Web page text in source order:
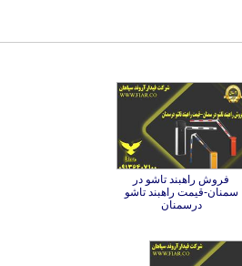
فروش راهبند تاشو در
سمنان-قیمت راهبند تاشو
درسمنان